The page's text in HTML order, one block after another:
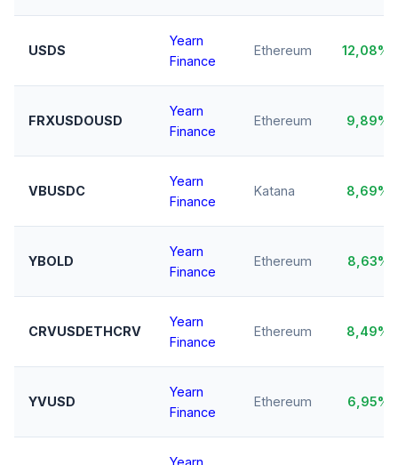
USDS
Yearn
Finance
Ethereum 12,08%
FRXUSDOUSD
Yearn
Finance
Ethereum 9,89%
VBUSDC
Yearn
Finance
Katana 8,69%
YBOLD
Yearn
Finance
Ethereum 8,63%
CRVUSDETHCRV
Yearn
Finance
Ethereum 8,49%
YVUSD
Yearn
Finance
Ethereum 6,95%
Yearn